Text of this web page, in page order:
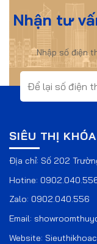
Nhận tư
Nhập số điện
SIÊU THỊ
Địa chỉ: Số 202
Hotine:
Zalo: 0902.040.556
Email:
Website: